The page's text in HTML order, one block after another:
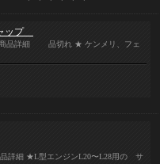
ップ
商品詳細 品切れ ★ ケンメリ、フェ
品詳細 ★L型エンジンL20〜L28用の サ